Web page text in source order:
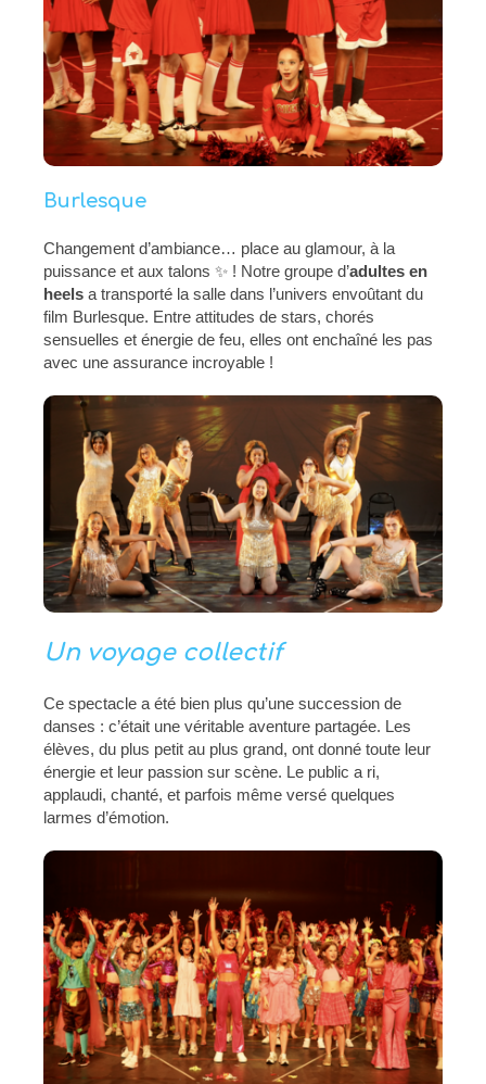
Burlesque
Changement d’ambiance… place au glamour, à la
puissance et aux talons ✨ ! Notre groupe d’adultes en
heels a transporté la salle dans l’univers envoûtant du
film Burlesque. Entre attitudes de stars, chorés
sensuelles et énergie de feu, elles ont enchaîné les pas
avec une assurance incroyable !
Un voyage collectif
Ce spectacle a été bien plus qu’une succession de
danses : c’était une véritable aventure partagée. Les
élèves, du plus petit au plus grand, ont donné toute leur
énergie et leur passion sur scène. Le public a ri,
applaudi, chanté, et parfois même versé quelques
larmes d’émotion.